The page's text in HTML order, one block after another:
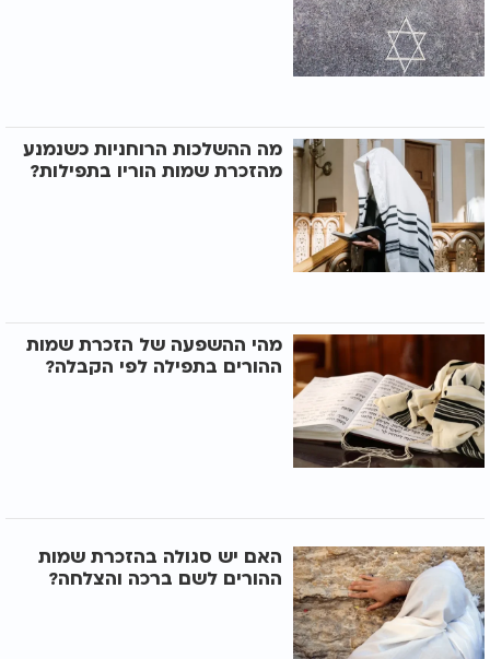
מה ההשלכות הרוחניות כשנמנע
מהזכרת שמות הוריו בתפילות?
מהי ההשפעה של הזכרת שמות
ההורים בתפילה לפי הקבלה?
האם יש סגולה בהזכרת שמות
ההורים לשם ברכה והצלחה?